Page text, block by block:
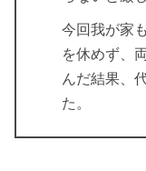
今回我が家
を休めず、
んだ結果、
た。